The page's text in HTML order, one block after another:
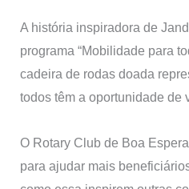
A história inspiradora de
programa “Mobilidade para
cadeira de rodas doada
todos têm a oportunidade de
O Rotary Club de Boa
para ajudar mais